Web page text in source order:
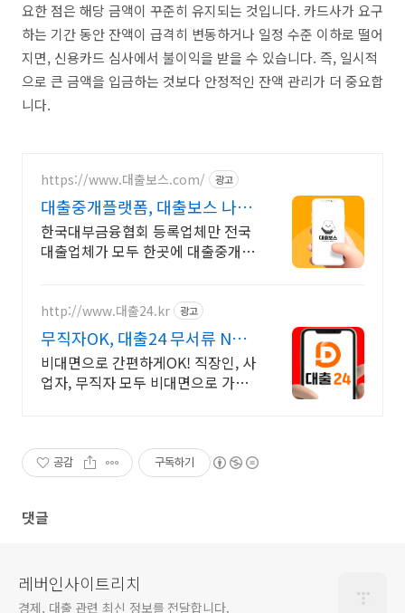
요한 점은 해당 금액이 꾸준히 유지되는 것입니다. 카드사가 요구
하는 기간 동안 잔액이 급격히 변동하거나 일정 수준 이하로 떨어
지면, 신용카드 심사에서 불이익을 받을 수 있습니다. 즉, 일시적
으로 큰 금액을 입금하는 것보다 안정적인 잔액 관리가 더 중요합
니다.
https://www.대출보스.com/ 광고
대출중개플랫폼, 대출보스 나에
게 맞는 대출업체 찾기!
한국대부금융협회 등록업체만 전국
대출업체가 모두 한곳에 대출중개사
스에서 한 번에 찾아보세요.
http://www.대출24.kr 광고
무직자OK, 대출24 무서류 No
신용 대출가능!
비대면으로 간편하게OK! 직장인, 사
업자, 무직자 모두 비대면으로 가능
공감 구독하기
댓글
레버인사이트리치
경제, 대출 관련 최신 정보를 전달합니다.